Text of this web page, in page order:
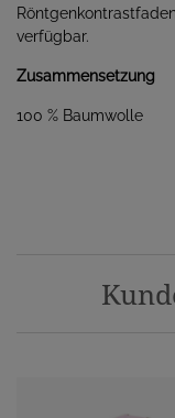
verfügbar.
Zusammensetzung
100 % Baumwolle